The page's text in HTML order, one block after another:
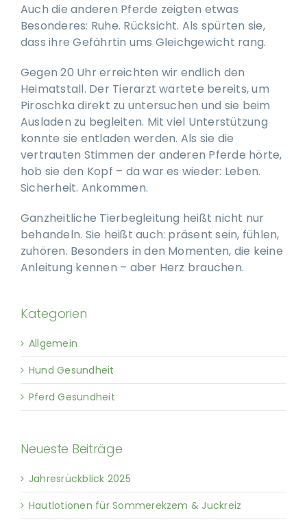
Auch die anderen Pferde zeigten etwas
Besonderes: Ruhe. Rücksicht. Als spürten sie,
dass ihre Gefährtin ums Gleichgewicht rang.
Gegen 20 Uhr erreichten wir endlich den
Heimatstall. Der Tierarzt wartete bereits, um
Piroschka direkt zu untersuchen und sie beim
Ausladen zu begleiten. Mit viel Unterstützung
konnte sie entladen werden. Als sie die
vertrauten Stimmen der anderen Pferde hörte,
hob sie den Kopf – da war es wieder: Leben.
Sicherheit. Ankommen.
Ganzheitliche Tierbegleitung heißt nicht nur
behandeln. Sie heißt auch: präsent sein, fühlen,
zuhören. Besonders in den Momenten, die keine
Anleitung kennen – aber Herz brauchen.
Kategorien
Allgemein
Hund Gesundheit
Pferd Gesundheit
Neueste Beiträge
Jahresrückblick 2025
Hautlotionen für Sommerekzem & Juckreiz